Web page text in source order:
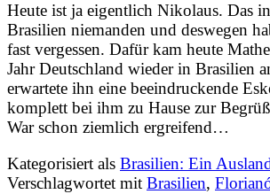
Heute ist ja eigentlich Nikolaus. Das
Brasilien niemanden und deswegen
fast vergessen. Dafür kam heute
Jahr Deutschland wieder in Brasilien
erwartete ihn eine beeindruckende
komplett bei ihm zu Hause zur
War schon ziemlich ergreifend…
Kategorisiert als Brasilien: Ein
Verschlagwortet mit Brasilien,